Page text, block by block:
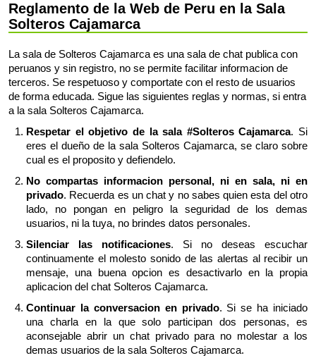
Reglamento de la Web de Peru en la Sala
Solteros Cajamarca
La sala de Solteros Cajamarca es una sala de chat publica con
peruanos y sin registro, no se permite facilitar informacion de
terceros. Se respetuoso y comportate con el resto de usuarios
de forma educada. Sigue las siguientes reglas y normas, si entra
a la sala Solteros Cajamarca.
Respetar el objetivo de la sala #Solteros Cajamarca. Si
eres el dueño de la sala Solteros Cajamarca, se claro sobre
cual es el proposito y defiendelo.
No compartas informacion personal, ni en sala, ni en
privado. Recuerda es un chat y no sabes quien esta del otro
lado, no pongan en peligro la seguridad de los demas
usuarios, ni la tuya, no brindes datos personales.
Silenciar las notificaciones. Si no deseas escuchar
continuamente el molesto sonido de las alertas al recibir un
mensaje, una buena opcion es desactivarlo en la propia
aplicacion del chat Solteros Cajamarca.
Continuar la conversacion en privado. Si se ha iniciado
una charla en la que solo participan dos personas, es
aconsejable abrir un chat privado para no molestar a los
demas usuarios de la sala Solteros Cajamarca.